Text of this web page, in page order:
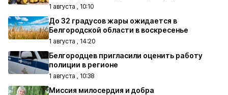
1 августа , 10:10
До 32 градусов жары ожидается в
Белгородской области в воскресенье
1 августа , 14:20
Белгородцев пригласили оценить работу
полиции в регионе
1 августа , 10:38
Миссия милосердия и добра